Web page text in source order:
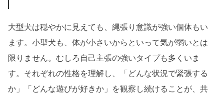
大型犬は穏やかに見えても、縄張り意識が強い個体もい
ます。小型犬も、体が小さいからといって気が弱いとは
限りません。むしろ自己主張の強いタイプも多くいま
す。それぞれの性格を理解し、「どんな状況で緊張する
か」「どんな遊びが好きか」を観察し続けることが、共